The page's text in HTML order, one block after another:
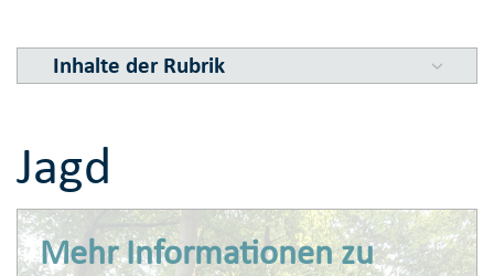
Inhalte der Rubrik
Jagd
Mehr Informationen zu